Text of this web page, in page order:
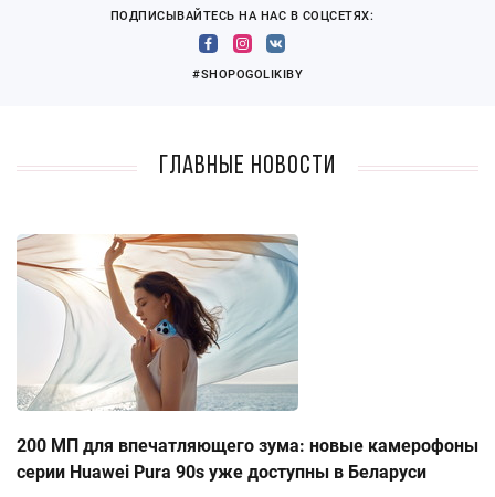
ПОДПИСЫВАЙТЕСЬ НА НАС В СОЦСЕТЯХ:
#SHOPOGOLIKIBY
Главные новости
200 МП для впечатляющего зума: новые камерофоны
серии Huawei Pura 90s уже доступны в Беларуси